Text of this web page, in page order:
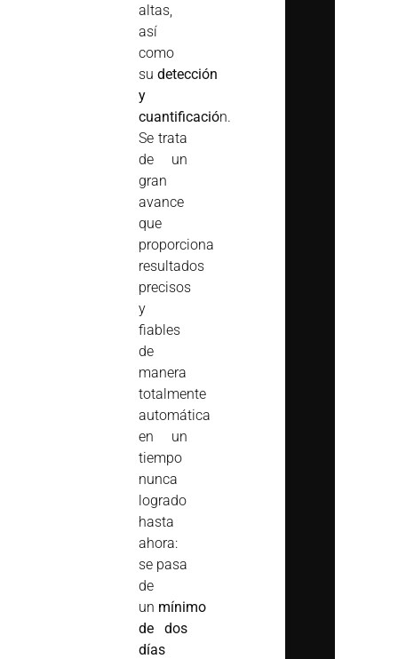
altas,
así
como
su detección
y
cuantificación.
Se trata
de un
gran
avance
que
proporciona
resultados
precisos
y
fiables
de
manera
totalmente
automática
en un
tiempo
nunca
logrado
hasta
ahora:
se pasa
de
un mínimo
de dos
días